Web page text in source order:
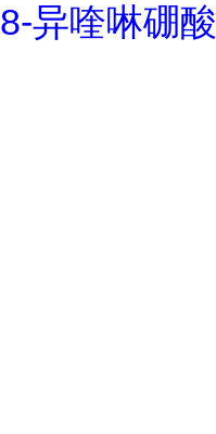
8-异喹啉硼酸